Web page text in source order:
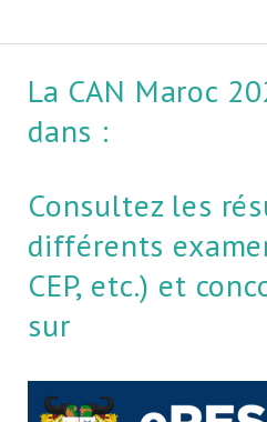
La CAN Maroc
dans :
Consultez les
différents
CEP, etc.) et
sur